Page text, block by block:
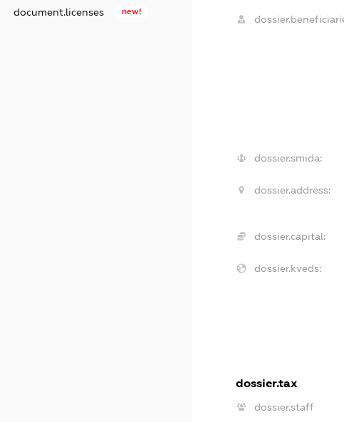
document.licenses new!
dossier.smida:
dossier.address:
dossier.capital:
dossier.kveds:
dossier.tax
dossier.staff